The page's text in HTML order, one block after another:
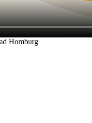
Homburg